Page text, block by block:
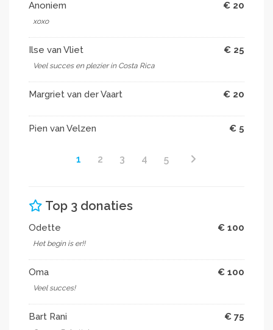
Anoniem € 20
xoxo
Ilse van Vliet € 25
Veel succes en plezier in Costa Rica
Margriet van der Vaart € 20
Pien van Velzen € 5
1 2 3 4 5
Top 3 donaties
Odette € 100
Het begin is er!!
Oma € 100
Veel succes!
Bart Rani € 75